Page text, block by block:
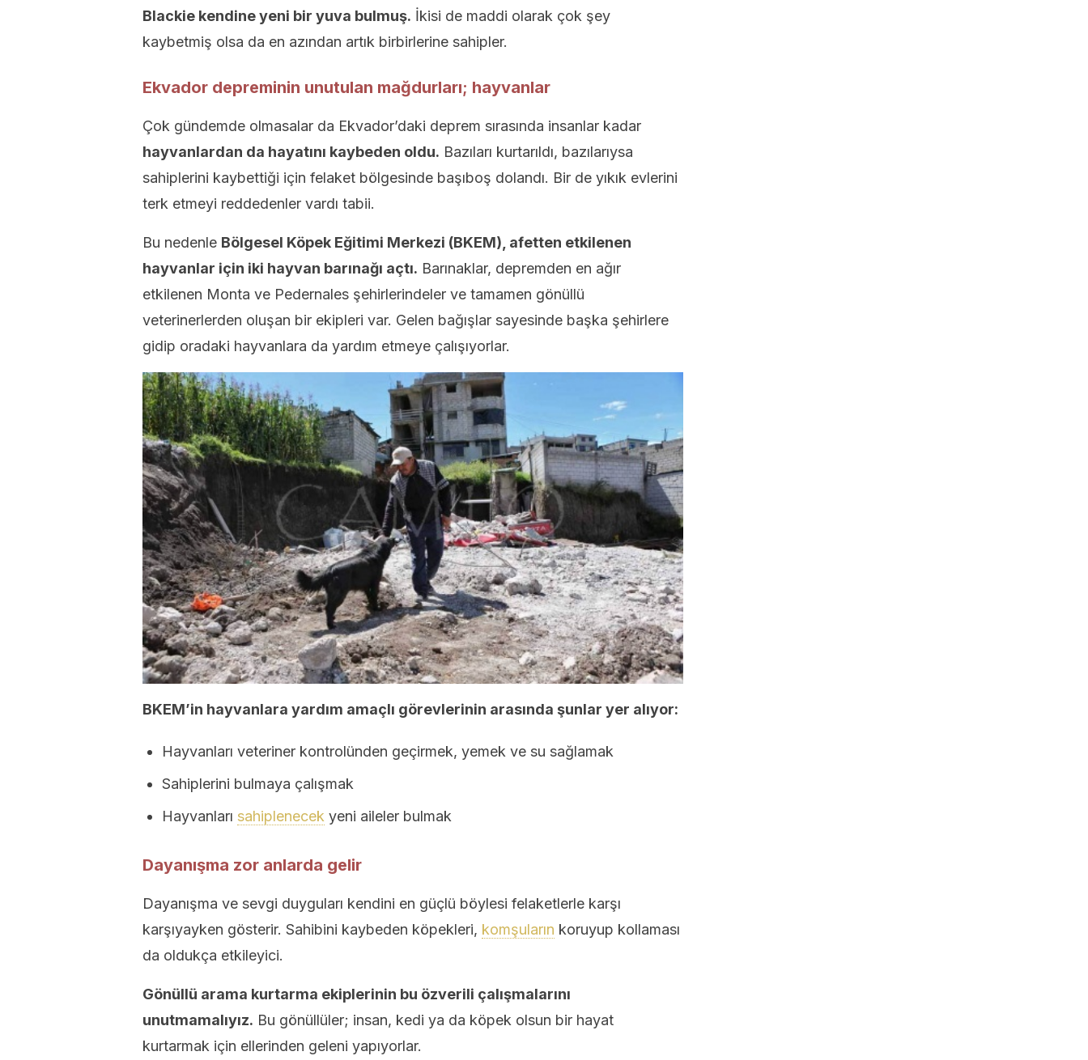
Blackie kendine yeni bir yuva bulmuş. İkisi de maddi olarak çok şey
kaybetmiş olsa da en azından artık birbirlerine sahipler.
Ekvador depreminin unutulan mağdurları; hayvanlar
Çok gündemde olmasalar da Ekvador’daki deprem sırasında insanlar kadar
hayvanlardan da hayatını kaybeden oldu. Bazıları kurtarıldı, bazılarıysa
sahiplerini kaybettiği için felaket bölgesinde başıboş dolandı. Bir de yıkık evlerini
terk etmeyi reddedenler vardı tabii.
Bu nedenle Bölgesel Köpek Eğitimi Merkezi (BKEM), afetten etkilenen
hayvanlar için iki hayvan barınağı açtı. Barınaklar, depremden en ağır
etkilenen Monta ve Pedernales şehirlerindeler ve tamamen gönüllü
veterinerlerden oluşan bir ekipleri var. Gelen bağışlar sayesinde başka şehirlere
gidip oradaki hayvanlara da yardım etmeye çalışıyorlar.
BKEM’in hayvanlara yardım amaçlı görevlerinin arasında şunlar yer alıyor:
Hayvanları veteriner kontrolünden geçirmek, yemek ve su sağlamak
Sahiplerini bulmaya çalışmak
Hayvanları sahiplenecek yeni aileler bulmak
Dayanışma zor anlarda gelir
Dayanışma ve sevgi duyguları kendini en güçlü böylesi felaketlerle karşı
karşıyayken gösterir. Sahibini kaybeden köpekleri, komşuların koruyup kollaması
da oldukça etkileyici.
Gönüllü arama kurtarma ekiplerinin bu özverili çalışmalarını
unutmamalıyız. Bu gönüllüler; insan, kedi ya da köpek olsun bir hayat
kurtarmak için ellerinden geleni yapıyorlar.